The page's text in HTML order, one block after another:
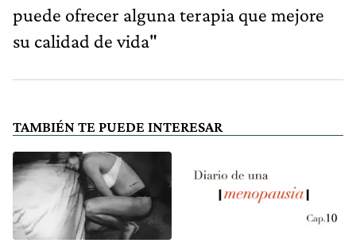
puede ofrecer alguna terapia que mejore
su calidad de vida"
TAMBIÉN TE PUEDE INTERESAR